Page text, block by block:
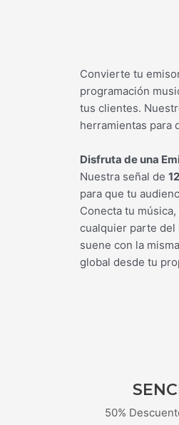
Convierte tu
programación
tus clientes.
herramientas para
Disfruta de una
Nuestra señal de
para que tu
Conecta tu
cualquier parte del
suene con la
global desde tu
50%